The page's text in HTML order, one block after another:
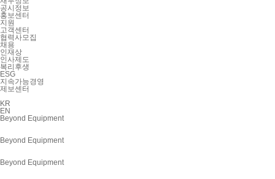
공시정보
홍보센터
지원
고객센터
협력사모집
채용
인재상
인사제도
복리후생
ESG
지속가능경영
제보센터
KR
EN
Beyond Equipment
Beyond Equipment
Beyond Equipment